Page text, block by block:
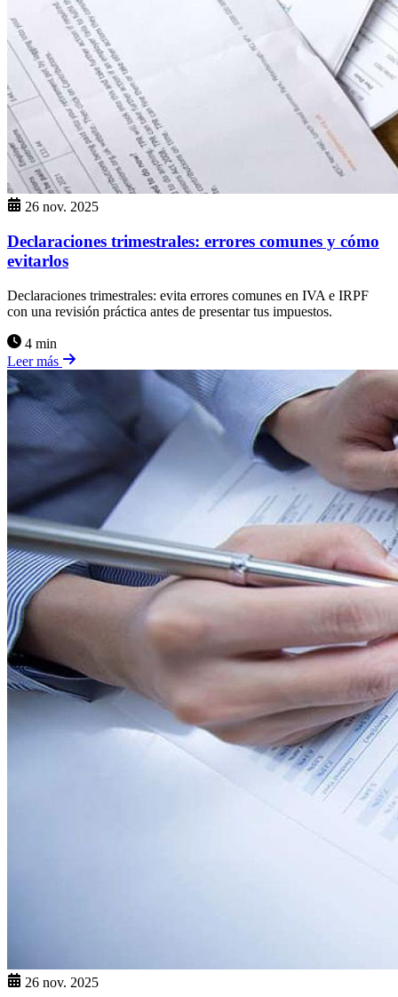
26 nov. 2025
Declaraciones trimestrales: errores comunes y cómo
evitarlos
Declaraciones trimestrales: evita errores comunes en IVA e IRPF
con una revisión práctica antes de presentar tus impuestos.
4 min
Leer más
26 nov. 2025